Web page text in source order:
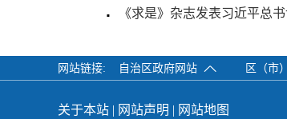
《求是》杂志发表习近平总
网站链接: 自治区政府网站 区（市
关于本站 | 网站声明 | 网站地图